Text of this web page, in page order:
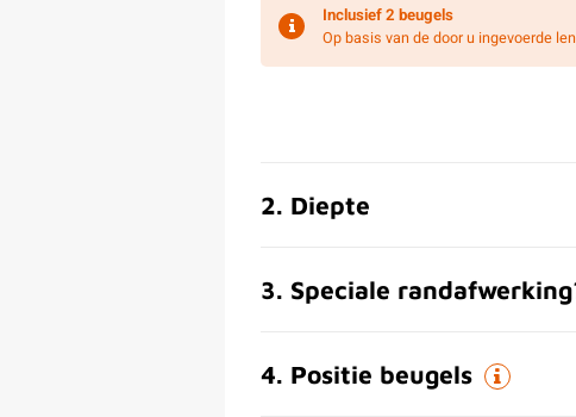
Inclusief2 beugels
Op basis van de door u ingevoerde
2. Diepte
3. Speciale
4. Positie beugels